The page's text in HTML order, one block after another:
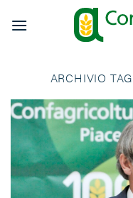
ARCHIVIO